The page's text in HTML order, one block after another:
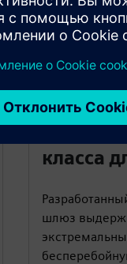
класса
шлюз